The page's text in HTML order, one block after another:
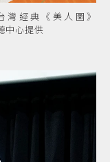
經典《美人圖》
中心提供